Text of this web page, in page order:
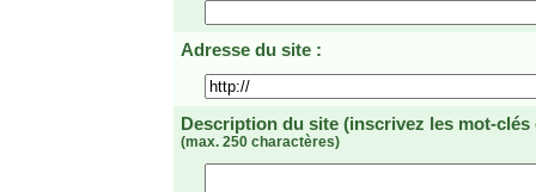
Adresse du site :
Description du site (inscrivez les mot-
(max. 250 charactères)